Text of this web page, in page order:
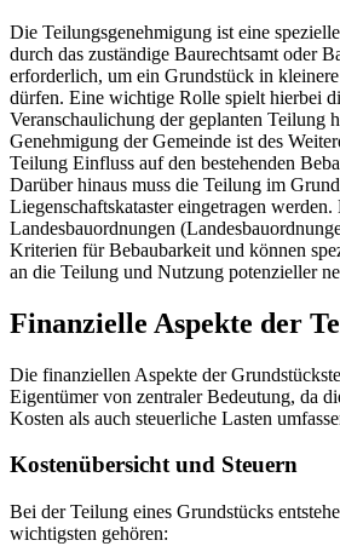
Die Teilungsgenehmigung ist eine
durch das zuständige Baurechtsamt oder
erforderlich, um ein Grundstück in
dürfen. Eine wichtige Rolle spielt hierbei
Veranschaulichung der geplanten Teilung
Genehmigung der Gemeinde ist des
Teilung Einfluss auf den bestehenden
Darüber hinaus muss die Teilung im
Liegenschaftskataster eingetragen werden.
Landesbauordnungen
Kriterien für Bebaubarkeit und können
an die Teilung und Nutzung potenzieller
Finanzielle Aspekte der
Die finanziellen Aspekte der
Eigentümer von zentraler Bedeutung, da
Kosten als auch steuerliche Lasten
Kostenübersicht und Steuern
Bei der Teilung eines Grundstücks
wichtigsten gehören: